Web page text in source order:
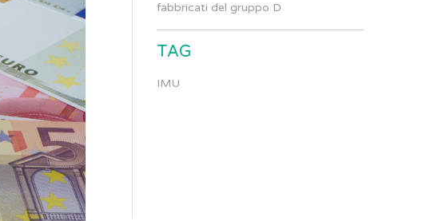
fabbricati del gruppo D
TAG
IMU